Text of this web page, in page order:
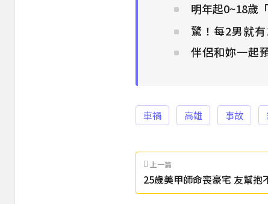
明年起0~18歲
驚！每2男就
伴侶和妳一起
車禍 高雄 事故
上一篇
25歲美甲師命喪豪宅 友幫抱
遭遇